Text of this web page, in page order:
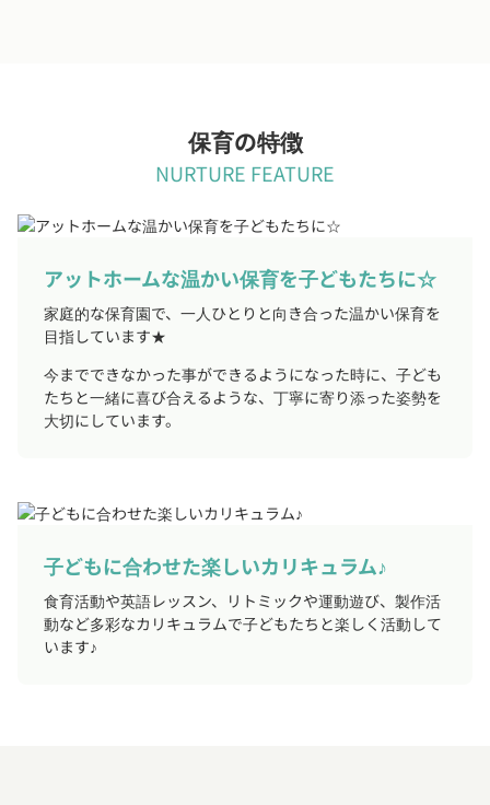
保育の特徴
NURTURE FEATURE
アットホームな温かい保育を子どもたちに☆
家庭的な保育園で、一人ひとりと向き合った温かい保育を
目指しています★
今までできなかった事ができるようになった時に、子ども
たちと一緒に喜び合えるような、丁寧に寄り添った姿勢を
大切にしています。
子どもに合わせた楽しいカリキュラム♪
食育活動や英語レッスン、リトミックや運動遊び、製作活
動など多彩なカリキュラムで子どもたちと楽しく活動して
います♪